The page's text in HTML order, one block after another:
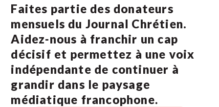
Faites partie des donateurs
mensuels du Journal Chrétien.
Aidez-nous à franchir un cap
décisif et permettez à une voix
indépendante de continuer à
grandir dans le paysage
médiatique francophone.